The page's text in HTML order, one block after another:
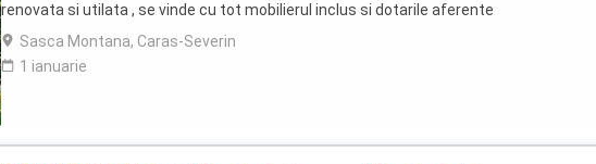
renovata si utilata , se vinde cu tot mobilierul inclus si dotarile aferente
Comision 0% !
Sasca Montana, Caras-Severin
1 ianuarie